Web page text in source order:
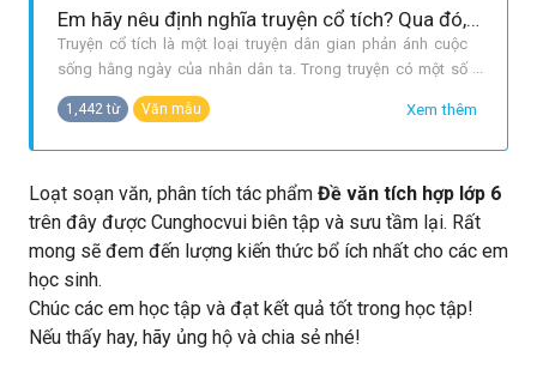
Em hãy nêu định nghĩa truyện cổ tích? Qua đó, em hãy làm rõ thể loại của tác phẩm Sọ Dừa.
Truyện cổ tích là một loại truyện dân gian phản ánh cuộc
sống hằng ngày của nhân dân ta. Trong truyện có một số
kiểu nhân vật chính: nhân vật bất hạnh người mồ côi, con
riêng, người em út, người có hình dạng xấu xí,..., nhân vật có
Xem thêm
1,442 từ Văn mẫu
Loạt soạn văn, phân tích tác phẩm Đề văn tích hợp lớp 6
trên đây được Cunghocvui biên tập và sưu tầm lại. Rất
mong sẽ đem đến lượng kiến thức bổ ích nhất cho các em
học sinh.
Chúc các em học tập và đạt kết quả tốt trong học tập!
Nếu thấy hay, hãy ủng hộ và chia sẻ nhé!